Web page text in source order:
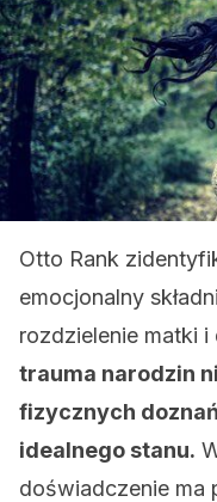
Otto Rank
emocjonalny
rozdzielenie matki i
trauma narodzin
fizycznych
idealnego stanu.
doświadczenie ma